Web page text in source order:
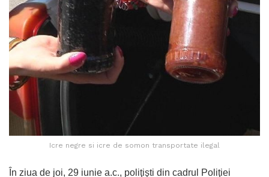
Icre negre si icre de somon transportate ilegal
În ziua de joi, 29 iunie a.c., poliţişti din cadrul Poliţiei